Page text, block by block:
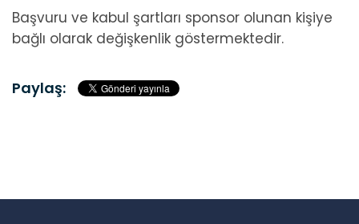
Başvuru ve kabul şartları sponsor olunan kişiye
bağlı olarak değişkenlik göstermektedir.
Paylaş: